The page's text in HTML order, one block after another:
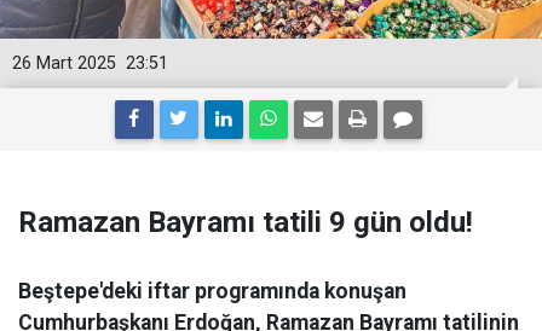
23:51
26 Mart 2025
Ramazan Bayramı tatili 9 gün oldu!
Beştepe'deki iftar programında konuşan
Cumhurbaşkanı Erdoğan, Ramazan Bayramı tatilinin